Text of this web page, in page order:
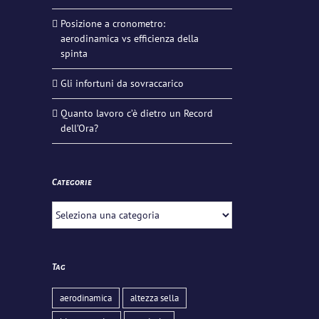
Posizione a cronometro:
aerodinamica vs efficienza della
spinta
Gli infortuni da sovraccarico
Quanto lavoro c’è dietro un Record
dell’Ora?
Categorie
Tag
aerodinamica altezza sella